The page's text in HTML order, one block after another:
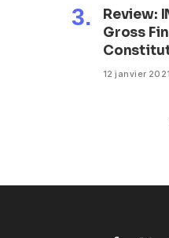
Review:
Gross
12 janvier 2021